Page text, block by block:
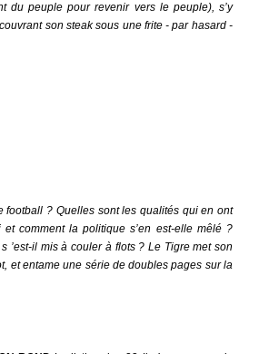
du peuple pour revenir vers le peuple), s’y
son steak sous une frite - par hasard -
football ? Quelles sont les qualités qui en ont
comment la politique s’en est-elle mêlé ?
’est-il mis à couler à flots ? Le Tigre met son
et entame une série de doubles pages sur la